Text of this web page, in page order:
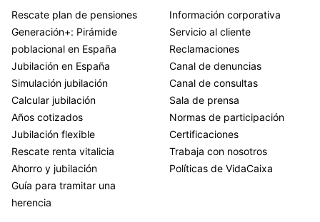
Rescate plan de pensiones
Generación+: Pirámide
poblacional en España
Jubilación en España
Simulación jubilación
Calcular jubilación
Años cotizados
Jubilación flexible
Rescate renta vitalicia
Ahorro y jubilación
Guía para tramitar una
herencia
Información corporativa
Servicio al cliente
Reclamaciones
Canal de denuncias
Canal de consultas
Sala de prensa
Normas de participación
Certificaciones
Trabaja con nosotros
Políticas de VidaCaixa